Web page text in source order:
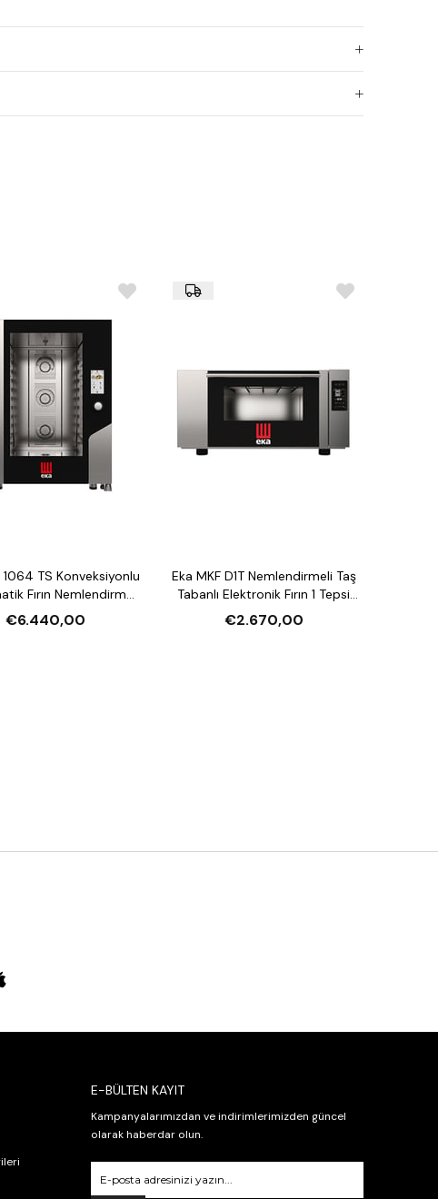
1064 TS Konveksiyonlu
Fırın Nemlendirmeli
Kapasiteli Elektrikli
€6.440,00
Eka MKF D1T Nemlendirmeli Taş
Tabanlı Elektronik Fırın 1 Tepsi
Kapasiteli Elektrikli
€2.670,00
E-BÜLTEN KAYIT
Kampanyalarımızdan ve indirimlerimizden güncel
olarak haberdar olun.